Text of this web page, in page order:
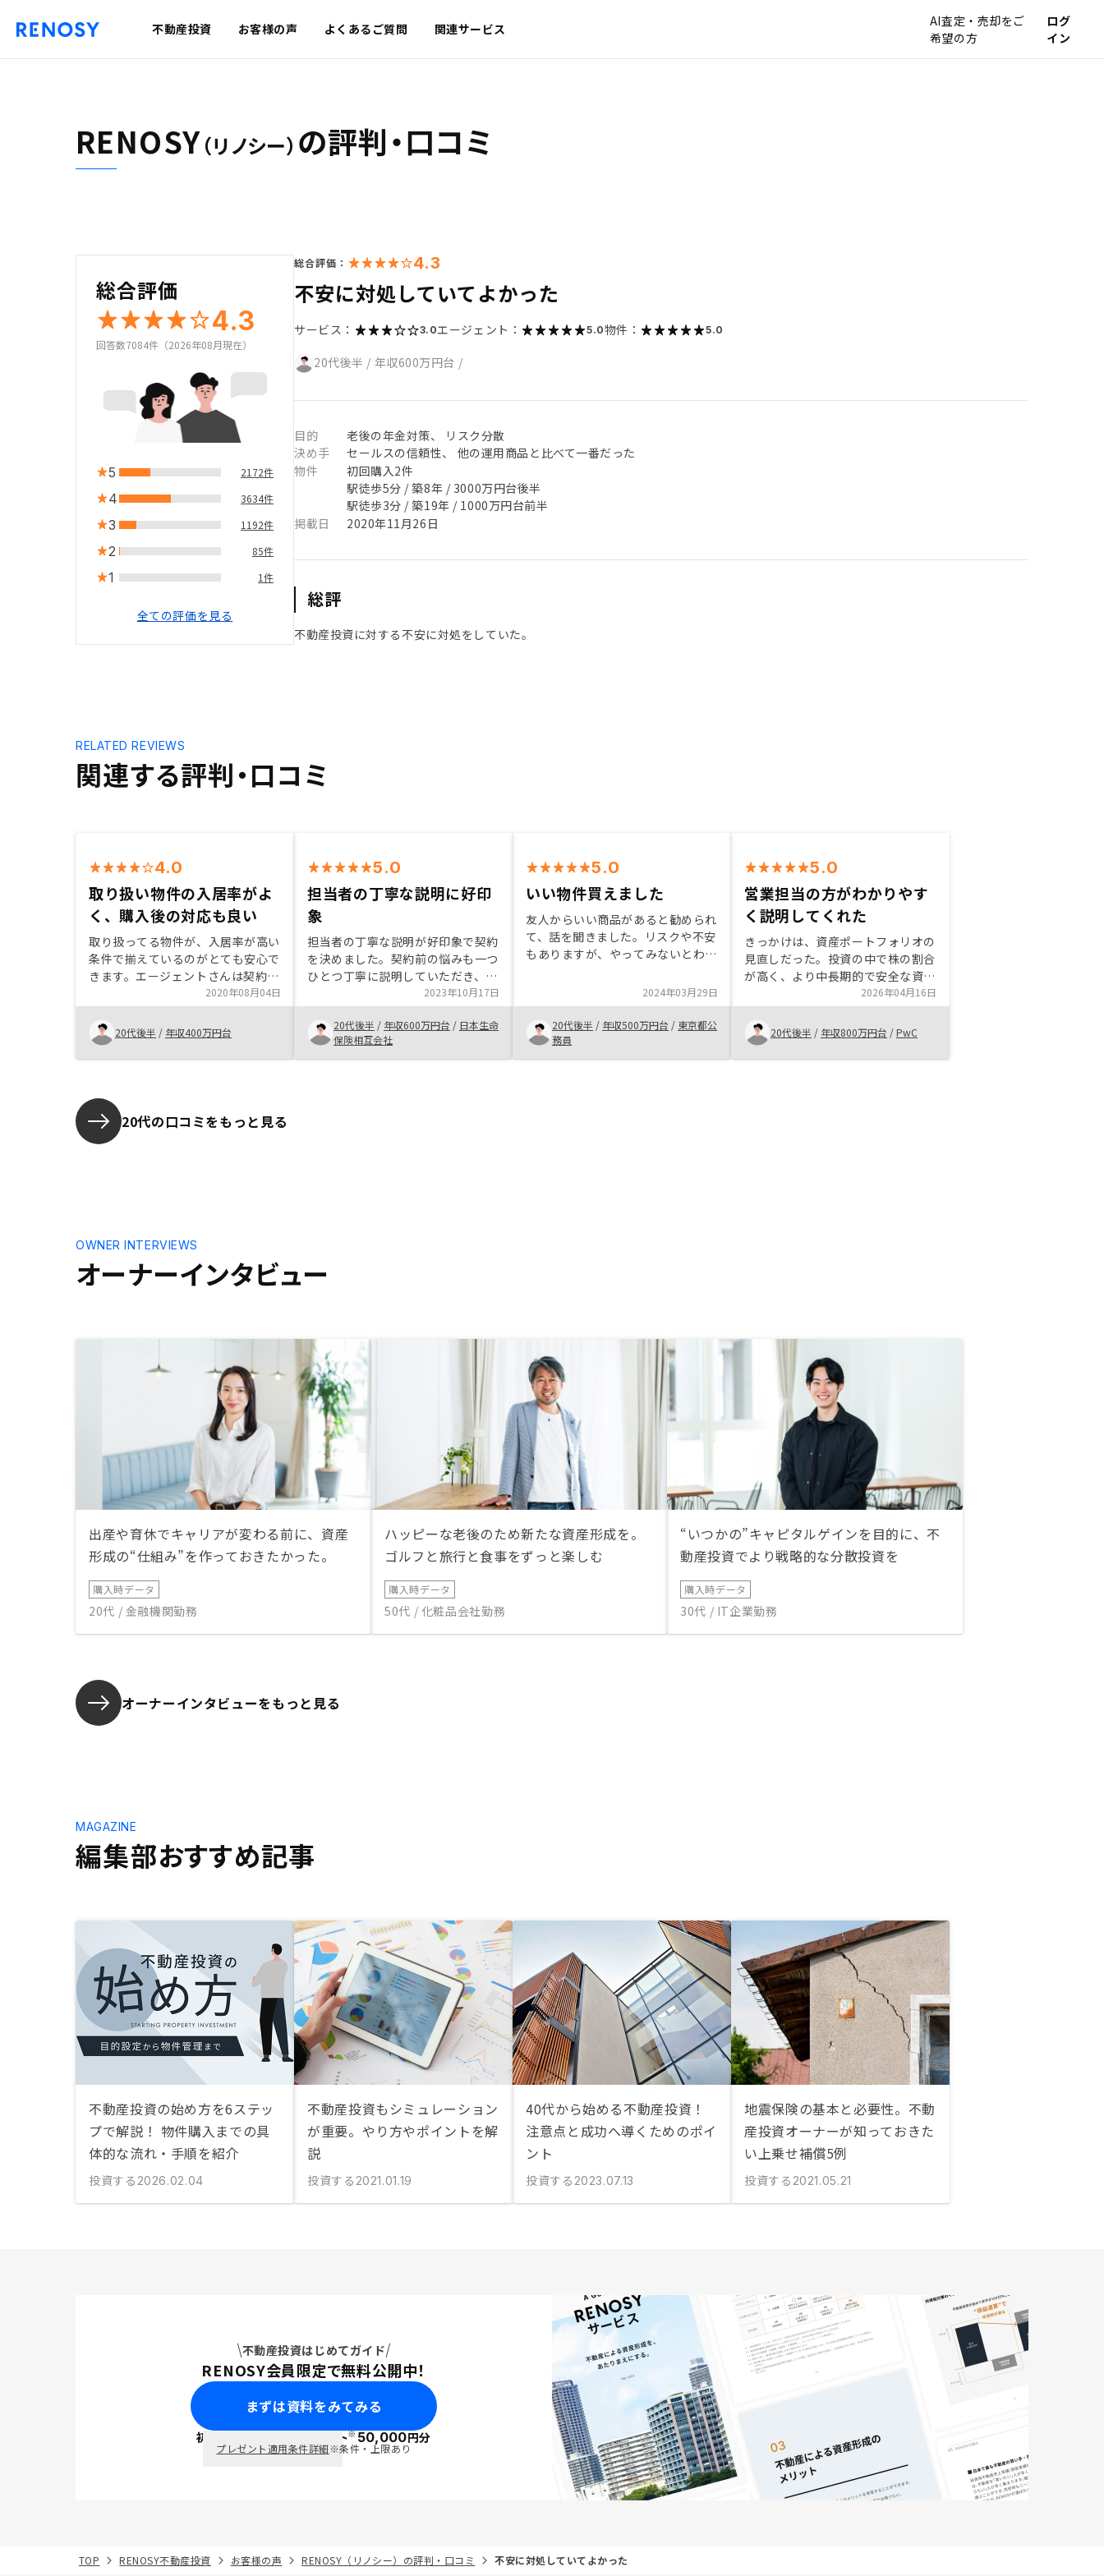
不動産投資 お客様の声 よくあるご質問 関連サービス
AI査定・売却をご
希望の方
ログ
イン
RENOSY（リノシー） の評判・口コミ
総合評価
4.3
回答数7084件（2026年08月現在）
5 2172件
4 3634件
3 1192件
2 85件
1 1件
全ての評価を見る
総合評価： 4.3
不安に対処していてよかった
サービス： 3.0エージェント： 5.0物件： 5.0
20代後半 / 年収600万円台 /
目的
老後の年金対策、 リスク分散
決め手
セールスの信頼性、 他の運用商品と比べて一番だった
物件
初回購入2件
駅徒歩5分 / 築8年 / 3000万円台後半
駅徒歩3分 / 築19年 / 1000万円台前半
掲載日
2020年11月26日
総評
不動産投資に対する不安に対処をしていた。
関連する評判・口コミ
RELATED REVIEWS
4.0
取り扱い物件の入居率がよ
く、購入後の対応も良い
取り扱ってる物件が、入居率が高い
条件で揃えているのがとても安心で
きます。エージェントさんは契約ま
ではかなり親身に対応してください
ますし、アプリからの質問にも丁寧
に対応してくださいます。契約後の
司法書士からなどの書類関係でもエ
ージェントのフォロー(いつまでに
なと思いました。
2020年08月04日
20代後半 / 年収400万円台
5.0
担当者の丁寧な説明に好印
象
担当者の丁寧な説明が好印象で契約
を決めました。契約前の悩みも一つ
ひとつ丁寧に説明していただき、ク
リアな状況で契約に至りました。ま
た、サポート体制も充実しており、
購入後も安心して運用できると思い
ます。初期費用も他社に比べ低く抑
えられているため、若年層の方にも
2023年10月17日
20代後半 / 年収600万円台 / 日本生命
保険相互会社
5.0
いい物件買えました
友人からいい商品があると勧められ
て、話を聞きました。リスクや不安
もありますが、やってみないとわか
い、取り組んでみました。まだまだ
この先わかりませんが、期待してい
ます。ありがとうございました。
2024年03月29日
20代後半 / 年収500万円台 / 東京都公
務員
5.0
営業担当の方がわかりやす
く説明してくれた
きっかけは、資産ポートフォリオの
見直しだった。投資の中で株の割合
が高く、より中長期的で安全な資産
をもポートフォリオに入れて方が良
いと思い、不動産投資を始めた。
Renosyの良いところは、アプリで
管理できるところと、空室率が低い
ところかと感じました。
2026年04月16日
20代後半 / 年収800万円台 /PwC
20代の口コミをもっと見る
オーナーインタビュー
OWNER INTERVIEWS
出産や育休でキャリアが変わる前に、資産
形成の“仕組み”を作っておきたかった。
購入時データ
20代 / 金融機関勤務
ハッピーな老後のため新たな資産形成を。
ゴルフと旅行と食事をずっと楽しむ
購入時データ
50代 / 化粧品会社勤務
“いつかの”キャピタルゲインを目的に、不
動産投資でより戦略的な分散投資を
購入時データ
30代 / IT企業勤務
オーナーインタビューをもっと見る
編集部おすすめ記事
MAGAZINE
不動産投資の始め方を6ステッ
プで解説！ 物件購入までの具
体的な流れ・手順を紹介
投資する 2026.02.04
不動産投資もシミュレーション
が重要。やり方やポイントを解
説
投資する 2021.01.19
40代から始める不動産投資！
注意点と成功へ導くためのポイ
ント
投資する 2023.07.13
地震保険の基本と必要性。不動
産投資オーナーが知っておきた
い上乗せ補償5例
投資する 2021.05.21
不動産投資はじめてガイド
RENOSY会員限定で無料公開中！
まずは資料をみてみる
初回面談で ポイント※50,000円分
プレゼント適用条件詳細※条件・上限あり
TOP RENOSY不動産投資 お客様の声 RENOSY（リノシー）の評判・口コミ 不安に対処していてよかった